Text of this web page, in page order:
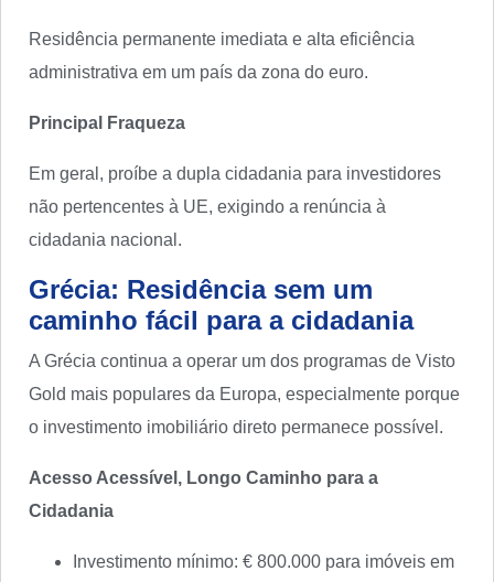
Residência permanente imediata e alta eficiência
administrativa em um país da zona do euro.
Principal Fraqueza
Em geral, proíbe a dupla cidadania para investidores
não pertencentes à UE, exigindo a renúncia à
cidadania nacional.
Grécia: Residência sem um
caminho fácil para a cidadania
A Grécia continua a operar um dos programas de Visto
Gold mais populares da Europa, especialmente porque
o investimento imobiliário direto permanece possível.
Acesso Acessível, Longo Caminho para a
Cidadania
Investimento mínimo: € 800.000 para imóveis em